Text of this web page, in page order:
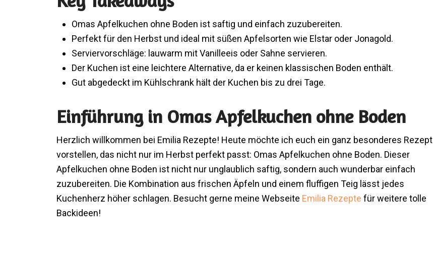
Omas Apfelkuchen ohne Boden ist saftig und einfach zuzubereiten.
Perfekt für den Herbst und ideal mit süßen Apfelsorten wie Elstar oder Jonagold.
Serviervorschläge: lauwarm mit Vanilleeis oder Sahne servieren.
Der Kuchen ist eine leichtere Alternative, da er keinen klassischen Boden enthält.
Gut abgedeckt im Kühlschrank hält der Kuchen bis zu drei Tage.
Einführung in Omas Apfelkuchen ohne Boden
Herzlich willkommen bei Emilia Rezepte! Heute möchte ich euch ein ganz besonderes Rezept
vorstellen, das nicht nur im Herbst perfekt passt: Omas Apfelkuchen ohne Boden. Dieser
Apfelkuchen ohne Boden ist nicht nur unglaublich saftig, sondern auch wunderbar einfach
zuzubereiten. Die Kombination aus frischen Äpfeln und einem fluffigen Teig lässt jedes
Kuchenherz höher schlagen. Besucht gerne meine Webseite Emilia Rezepte für weitere tolle
Backideen!